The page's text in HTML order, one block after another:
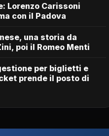
Lorenzo Carissoni
con il Padova
una storia da
poi il Romeo Menti
per biglietti e
prende il posto di